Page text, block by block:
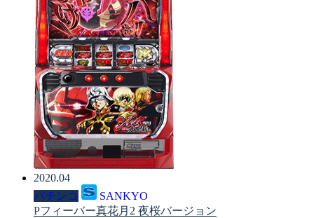
2020.04
パチンコ
SANKYO
Pフィーバー真花月2 夜桜バージョン